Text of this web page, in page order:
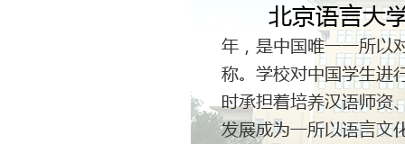
北京语言大
年，是中国唯一一所以
称。学校对中国学生进
时承担着培养汉语师资
发展成为一所以语言文